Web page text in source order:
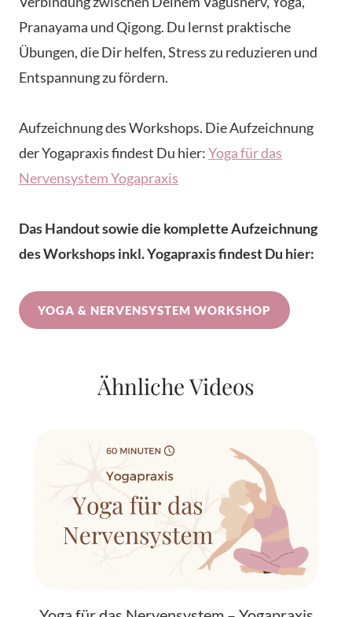
Pranayama und Qigong. Du lernst praktische
Übungen, die Dir helfen, Stress zu reduzieren und
Entspannung zu fördern.
Aufzeichnung des Workshops. Die Aufzeichnung
der Yogapraxis findest Du hier:Yoga für das
Nervensystem Yogapraxis
Das Handout sowie die komplette Aufzeichnung
des Workshops inkl. Yogapraxis findest Du hier:
YOGA & NERVENSYSTEM WORKSHOP
Ähnliche Videos